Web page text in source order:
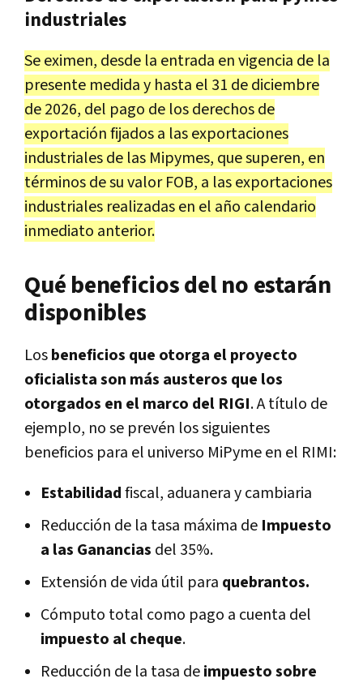
industriales
Se eximen, desde la entrada en vigencia de la
presente medida y hasta el 31 de diciembre
de 2026, del pago de los derechos de
exportación fijados a las exportaciones
industriales de las Mipymes, que superen, en
términos de su valor FOB, a las exportaciones
industriales realizadas en el año calendario
inmediato anterior.
Qué beneficios del no estarán
disponibles
Losbeneficios que otorga el proyecto
oficialista son más austeros que los
otorgados en el marco del RIGI. A título de
ejemplo, no se prevén los siguientes
beneficios para el universo MiPyme en el RIMI:
Estabilidadfiscal, aduanera y cambiaria
Reducción de la tasa máxima de Impuesto
a las Ganancias del 35%.
Extensión de vida útil para quebrantos.
Cómputo total como pago a cuenta del
impuesto al cheque.
Reducción de la tasa deimpuesto sobre